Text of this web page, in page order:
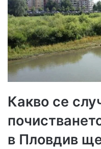
Какво се
в Пловдив